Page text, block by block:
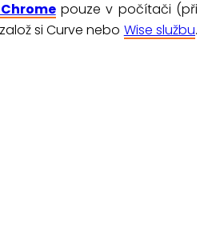
pouze v počítači (při
si Curve nebo Wise službu.